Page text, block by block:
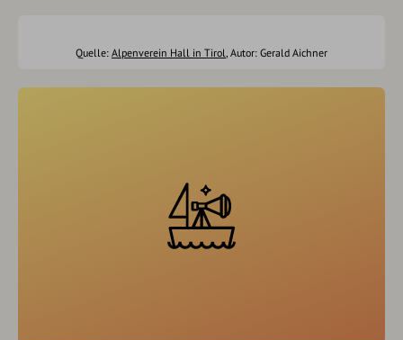
Quelle: Alpenverein Hall in Tirol, Autor: Gerald Aichner